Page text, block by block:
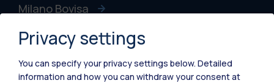
Milano Bovisa
Cremona
Lecco
Privacy settings
You can specify your privacy settings below. Detailed
information and how you can withdraw your consent at